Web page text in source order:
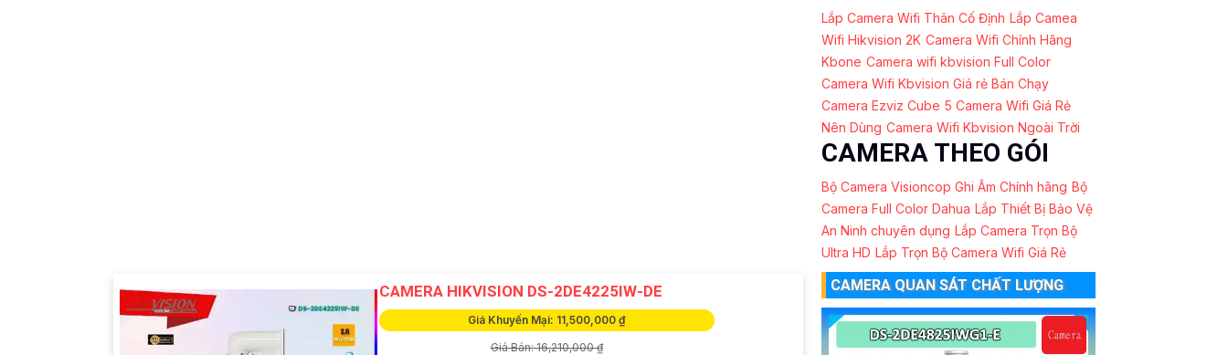
CAMERA HIKVISION DS-2DE4225IW-DE
Giá Khuyến Mại: 11,500,000 ₫
Giá Bán: 16,210,000 ₫
Lắp Camera Wifi Thân Cố Định Lắp Camea
Wifi Hikvision 2K Camera Wifi Chính Hãng
Kbone Camera wifi kbvision Full Color
Camera Wifi Kbvision Giá rẻ Bán Chạy
Camera Ezviz Cube 5 Camera Wifi Giá Rẻ
Nên Dùng Camera Wifi Kbvision Ngoài Trời
CAMERA THEO GÓI
Bộ Camera Visioncop Ghi Âm Chính hãng Bộ
Camera Full Color Dahua Lắp Thiết Bị Bảo Vệ
An Ninh chuyên dụng Lắp Camera Trọn Bộ
Ultra HD Lắp Trọn Bộ Camera Wifi Giá Rẻ
CAMERA QUAN SÁT CHẤT LƯỢNG